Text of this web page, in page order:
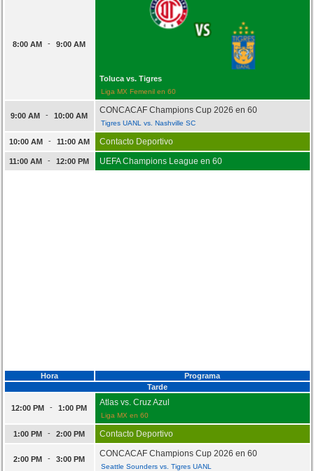
8:00 AM - 9:00 AM
Toluca vs. Tigres
Liga MX Femenil en 60
9:00 AM - 10:00 AM
CONCACAF Champions Cup 2026 en 60
Tigres UANL vs. Nashville SC
10:00 AM - 11:00 AM Contacto Deportivo
11:00 AM - 12:00 PM UEFA Champions League en 60
Hora
Programa
Tarde
12:00 PM - 1:00 PM
Atlas vs. Cruz Azul
Liga MX en 60
1:00 PM - 2:00 PM Contacto Deportivo
2:00 PM - 3:00 PM
CONCACAF Champions Cup 2026 en 60
Seattle Sounders vs. Tigres UANL